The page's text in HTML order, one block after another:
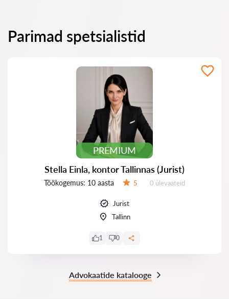
Parimad spetsialistid
PREMIUM
Stella Einla, kontor Tallinnas (Jurist)
Töökogemus: 10 aasta 5 Ülevaateid:
0 ülevaateid
Jurist
Tallinn
1 0
Advokaatide katalooge